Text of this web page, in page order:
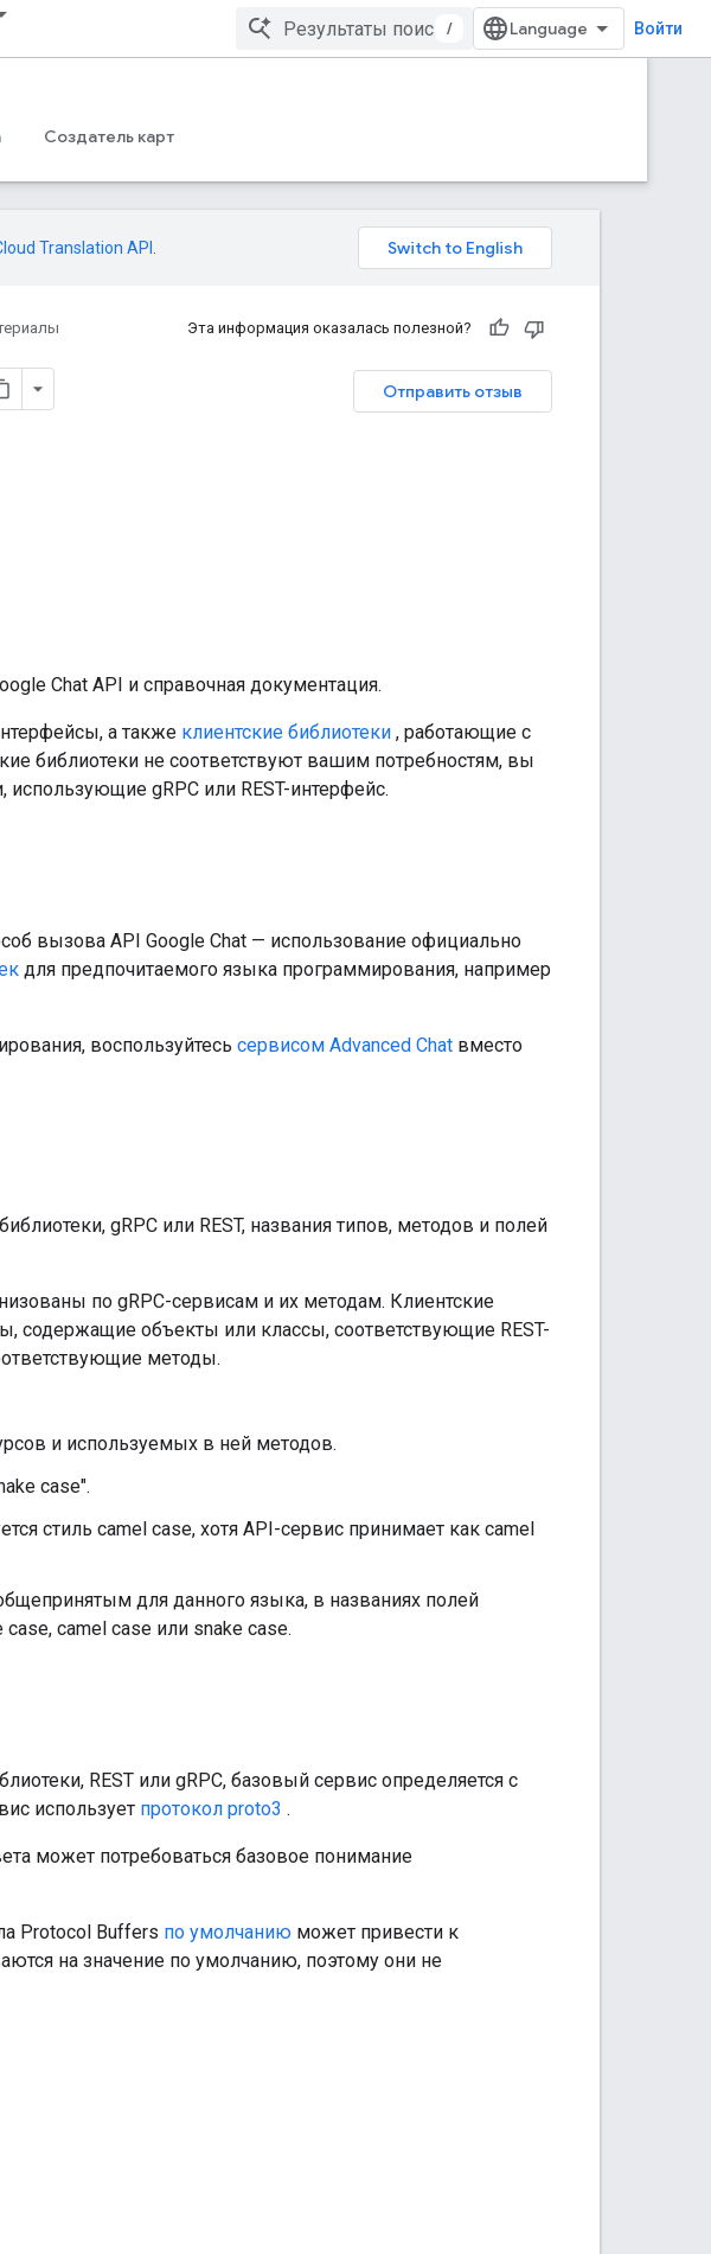
/ Войти
Создатель карт
Translation API
Эта информация оказалась полезной?
Отправить отзыв
Chat API и справочная документация.
а также клиентские библиотеки , работающие с
библиотеки не соответствуют вашим потребностям, вы
использующие gRPC или REST-интерфейс.
вызова API Google Chat — использование официально
для предпочитаемого языка программирования, например
воспользуйтесь сервисом Advanced Chat вместо
gRPC или REST, названия типов, методов и полей
по gRPC-сервисам и их методам. Клиентские
содержащие объекты или классы, соответствующие REST-
методы.
и используемых в ней методов.
case".
стиль camel case, хотя API-сервис принимает как camel
для данного языка, в названиях полей
case, camel case или snake case.
REST или gRPC, базовый сервис определяется с
использует протокол proto3 .
может потребоваться базовое понимание
Protocol Buffers по умолчанию может привести к
на значение по умолчанию, поэтому они не